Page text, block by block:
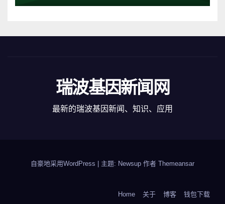
瑞波基因新闻网
最新的瑞波基因新闻、知识、应用
自豪地采用WordPress 主题: Newsup 作者 Themeansar
Home 关于 博客 钱包下载